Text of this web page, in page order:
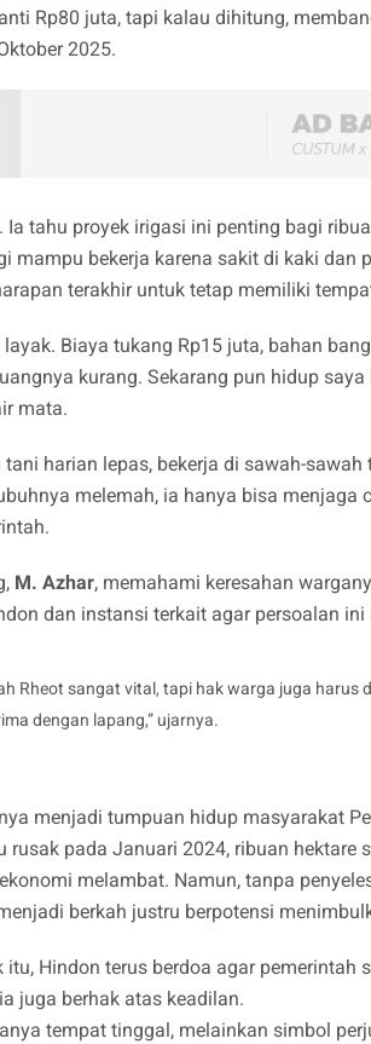
Rp80 juta, tapi kalau dihitung,
2025.
tahu proyek irigasi ini penting bagi
mampu bekerja karena sakit di kaki dan
terakhir untuk tetap memiliki
Biaya tukang Rp15 juta, bahan
kurang. Sekarang pun hidup
mata.
harian lepas, bekerja di sawah-
melemah, ia hanya bisa menjaga
M. Azhar, memahami keresahan
dan instansi terkait agar persoalan ini
Rheot sangat vital, tapi hak warga juga harus
dengan lapang,” ujarnya.
menjadi tumpuan hidup masyarakat
rusak pada Januari 2024, ribuan hektare
melambat. Namun, tanpa
berkah justru berpotensi
Hindon terus berdoa agar pemerintah
juga berhak atas keadilan.
tempat tinggal, melainkan simbol